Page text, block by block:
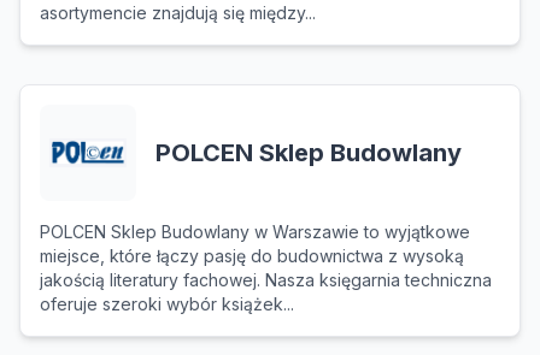
asortymencie znajdują się między...
POLCEN Sklep Budowlany
POLCEN Sklep Budowlany w Warszawie to wyjątkowe
miejsce, które łączy pasję do budownictwa z wysoką
jakością literatury fachowej. Nasza księgarnia techniczna
oferuje szeroki wybór książek...